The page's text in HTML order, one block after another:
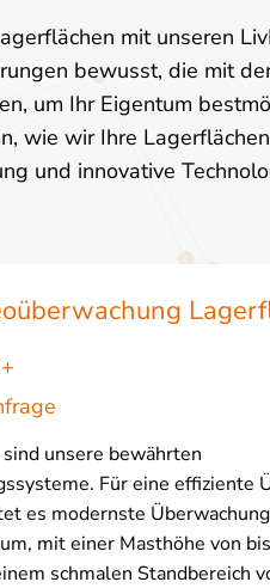
mit unseren
bewusst, die mit
um Ihr Eigentum
wie wir Ihre
und innovative
sind unsere bewährten
Für eine effiziente
es modernste
mit einer Masthöhe von
schmalen Standbereich